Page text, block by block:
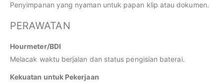
Penyimpanan yang nyaman untuk papan klip atau dokumen.
PERAWATAN
Hourmeter/BDI
Melacak waktu berjalan dan status pengisian baterai.
Kekuatan untuk Pekerjaan